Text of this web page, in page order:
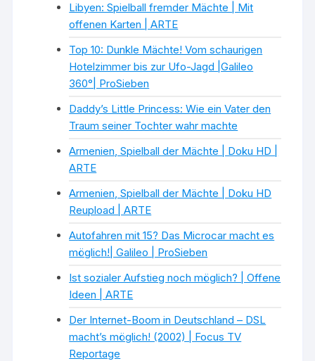
Libyen: Spielball fremder Mächte | Mit
offenen Karten | ARTE
Top 10: Dunkle Mächte! Vom schaurigen
Hotelzimmer bis zur Ufo-Jagd |Galileo
360°| ProSieben
Daddy’s Little Princess: Wie ein Vater den
Traum seiner Tochter wahr machte
Armenien, Spielball der Mächte | Doku HD |
ARTE
Armenien, Spielball der Mächte | Doku HD
Reupload | ARTE
Autofahren mit 15? Das Microcar macht es
möglich!| Galileo | ProSieben
Ist sozialer Aufstieg noch möglich? | Offene
Ideen | ARTE
Der Internet-Boom in Deutschland – DSL
macht’s möglich! (2002) | Focus TV
Reportage